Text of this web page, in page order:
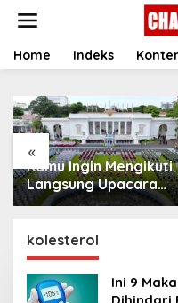
t
Home Indeks
«
Kamu Ingin Mengikuti
Langsung Upacara
HUT Ke-81
Istana? Ini Link
Pendaftaran Resminya
di Sini
kolesterol
Ini 9